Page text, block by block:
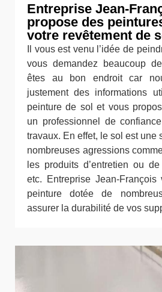
Entreprise Jean-
propose des
votre revêtement de
Il vous est venu l’idée de
vous demandez beaucoup
êtes au bon endroit car
justement des informations
peinture de sol et vous
un professionnel de
travaux. En effet, le sol est une
nombreuses agressions
les produits d’entretien ou
etc. Entreprise Jean-
peinture dotée de
assurer la durabilité de vos